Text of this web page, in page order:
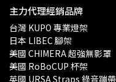
主力代理經銷品牌
台灣 KUPO 專業燈架
日本 LIBEC 腳架
美國 CHIMERA 超強無影罩
美國 RoBoCUP 杯架
英國 URSA Straps 錄音蹦帶